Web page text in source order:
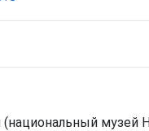
(национальный музей